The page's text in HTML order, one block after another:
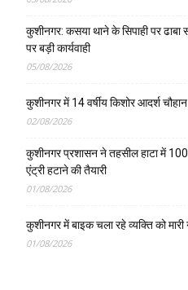
कुशीनगर: कसया थाने के सिपाही पर
पर बड़ी कार्यवाही
05/08/2026
कुशीनगर में 14 वर्षीय किशोर आदर्श
02/08/2026
कुशीनगर प्रशासन ने तहसील हाटा में 100
एंट्री हटाने की तैयारी
01/08/2026
कुशीनगर में बाइक चला रहे व्यक्ति को मारी
01/08/2026